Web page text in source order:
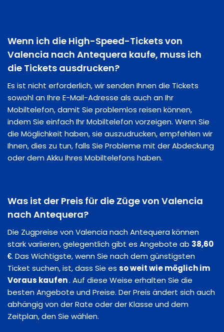
Wenn ich die High-Speed-Tickets von
Valencia nach Antequera kaufe, muss ich
die Tickets ausdrucken?
Es ist nicht erforderlich, wir senden Ihnen die Tickets
sowohl an Ihre E-Mail-Adresse als auch an Ihr
Mobiltelefon, damit Sie problemlos reisen können,
indem Sie einfach Ihr Mobiltelefon vorzeigen. Wenn Sie
die Möglichkeit haben, sie auszudrucken, empfehlen wir
Ihnen, dies zu tun, falls Sie Probleme mit der Abdeckung
oder dem Akku Ihres Mobiltelefons haben.
Was ist der Preis für die Züge von Valencia
nach Antequera?
Die Zugpreise von Valencia nach Antequera können
stark variieren, gelegentlich gibt es Angebote ab 38,60
€. Das Wichtigste, wenn Sie nach dem günstigsten
Ticket suchen, ist, dass Sie es so weit wie möglich im
Voraus kaufen. Auf diese Weise erhalten Sie die
besten Angebote und Preise. Der Preis ändert sich auch
abhängig von der Rate oder der Klasse und dem
Zeitplan, den Sie wählen.